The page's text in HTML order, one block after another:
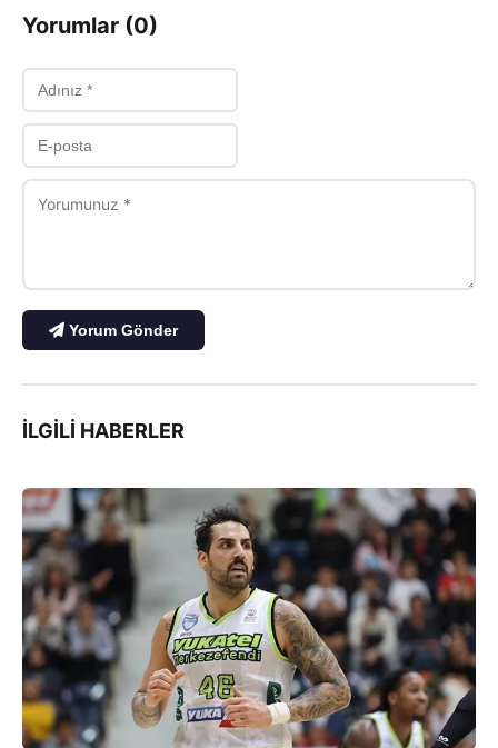
Yorumlar (0)
Yorum Gönder
İLGILI HABERLER